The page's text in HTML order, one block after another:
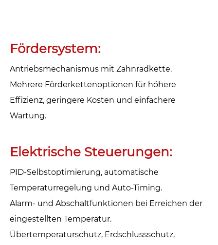
Fördersystem‌:
Antriebsmechanismus mit Zahnradkette.
Mehrere Förderkettenoptionen für höhere
Effizienz, geringere Kosten und einfachere
Wartung.
‌Elektrische Steuerungen‌:
PID-Selbstoptimierung, automatische
Temperaturregelung und Auto-Timing.
Alarm- und Abschaltfunktionen bei Erreichen der
eingestellten Temperatur.
Übertemperaturschutz, Erdschlussschutz,